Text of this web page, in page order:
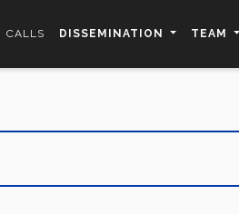
CALLS DISSEMINATION TEAM